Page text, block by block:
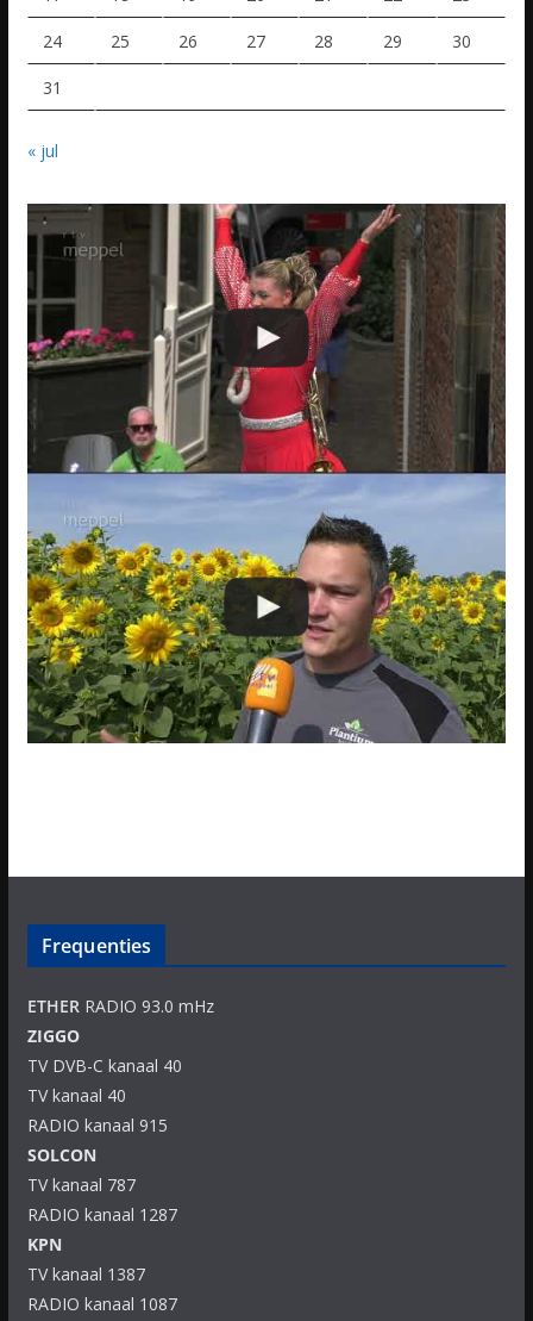
24 25 26 27 28 29 30
31
« jul
Frequenties
ETHERRADIO 93.0 mHz
ZIGGO
TV DVB-C kanaal 40
TV kanaal 40
RADIO kanaal 915
SOLCON
TV kanaal 787
RADIO kanaal 1287
KPN
TV kanaal 1387
RADIO kanaal 1087